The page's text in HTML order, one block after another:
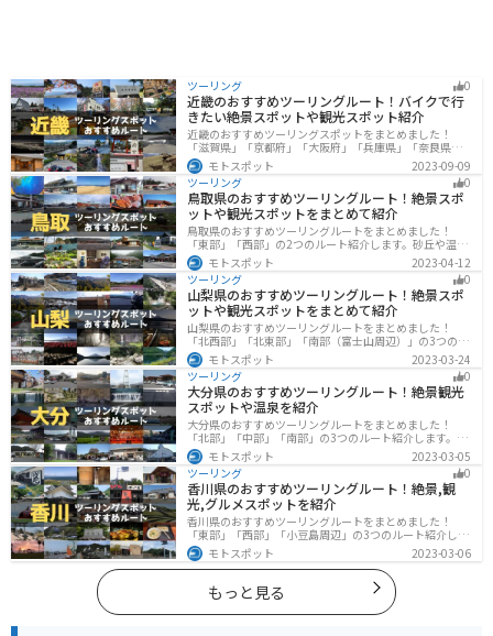
ツーリング 0
近畿のおすすめツーリングルート！バイクで行
きたい絶景スポットや観光スポット紹介
近畿のおすすめツーリングスポットをまとめました！
「滋賀県」「京都府」「大阪府」「兵庫県」「奈良県」
「和歌山」の各県の観光地紹介します。自然豊かな山々
や湖、温泉地が点在し、四季折々の景色を楽しめるスポ
ットが多数あります。バイクで近畿にツーリングに行く
際は参考にしてください。
モトスポット
2023-09-09
ツーリング
0
鳥取県のおすすめツーリングルート！絶景スポ
ットや観光スポットをまとめて紹介
鳥取県のおすすめツーリングルートをまとめました！
「東部」「西部」の2つのルート紹介します。砂丘や温泉
地、歴史ある城跡など魅力溢れるスポットが多数あるの
で楽しめます。バイクで鳥取県にツーリングに行く際は
参考にしてください。
モトスポット
2023-04-12
ツーリング
0
山梨県のおすすめツーリングルート！絶景スポ
ットや観光スポットをまとめて紹介
山梨県のおすすめツーリングルートをまとめました！
「北西部」「北東部」「南部（富士山周辺）」の3つのル
ート紹介します。富士山を中心に自然豊かな景色や食事
を楽しめるスポットが多数あります。バイクで山梨県に
ツーリングに行く際は参考にしてください。
モトスポット
2023-03-24
ツーリング
0
大分県のおすすめツーリングルート！絶景観光
スポットや温泉を紹介
大分県のおすすめツーリングルートをまとめました！
「北部」「中部」「南部」の3つのルート紹介します。阿
蘇の雄大な自然を満喫できるスポットや温泉を満喫する
ツーリングができます。バイクで大分県にツーリングに
行く際は参考にしてください。
モトスポット
2023-03-05
ツーリング
0
香川県のおすすめツーリングルート！絶景,観
光,グルメスポットを紹介
香川県のおすすめツーリングルートをまとめました！
「東部」「西部」「小豆島周辺」の3つのルート紹介しま
す。自然豊かな山から海、絶品グルメを満喫するツーリ
ングができます。バイクで香川県にツーリングに行く際
は参考にしてください。
モトスポット 2023-03-06
もっと見る